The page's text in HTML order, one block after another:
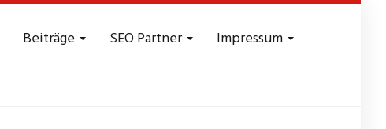
Beiträge SEO Partner Impressum